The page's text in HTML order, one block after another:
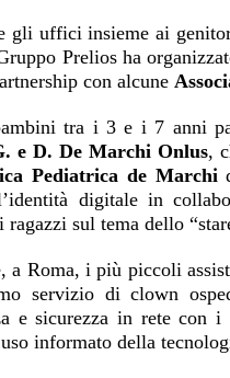
gli uffici insieme ai
Prelios ha
con alcune
tra i 3 e i 7 anni
e D. De Marchi Onlus,
Pediatrica de Marchi
digitale in
ragazzi sul tema dello
a Roma, i più piccoli
servizio di clown
e sicurezza in rete con
informato della